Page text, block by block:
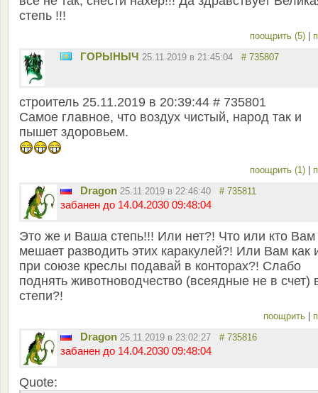
степь !!!
поощрить (5) |
ГОРЫНЫЧ 25.11.2019 в 21:45:04 # 735807
строитель 25.11.2019 в 20:39:44 # 735801
Самое главное, что воздух чистый, народ так и
пышет здоровьем.
поощрить (1) |
Dragon 25.11.2019 в 22:46:40 # 735811
забанен до 14.04.2030 09:48:04
Это же и Ваша степь!!! Или нет?! Что или кто Вам
мешает разводить этих каракулей?! Или Вам как
при союзе креслы подавай в конторах?! Слабо
поднять животноводчество (всеядные не в счет)
степи?!
поощрить |
Dragon 25.11.2019 в 23:02:27 # 735816
забанен до 14.04.2030 09:48:04
Quote: